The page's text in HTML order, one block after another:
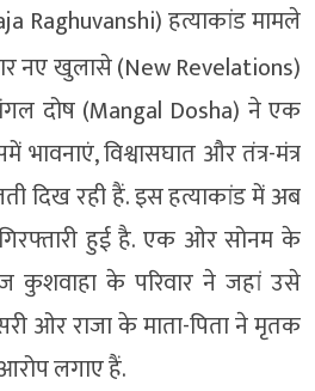
Raghuvanshi) हत्याकांड मामले
नए खुलासे (New Revelations)
दोष (Mangal Dosha) ने एक
भावनाएं, विश्वासघात और तंत्र-मंत्र
दिख रही हैं. इस हत्याकांड में अब
हुई है. एक ओर सोनम के
कुशवाहा के परिवार ने जहां उसे
ओर राजा के माता-पिता ने मृतक
लगाए हैं.